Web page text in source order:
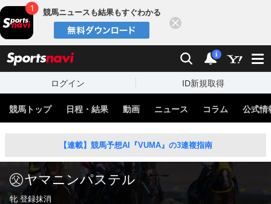
競馬ニュースも結果もすぐわかる
検索 通知
i
ログイン ID新規取得
競馬トップ 日程・結果 動画 ニュース コラム 公式情
【連載】競馬予想AI『VUMA』の3連複指南
ヤマニンパステル
牝 登録抹消